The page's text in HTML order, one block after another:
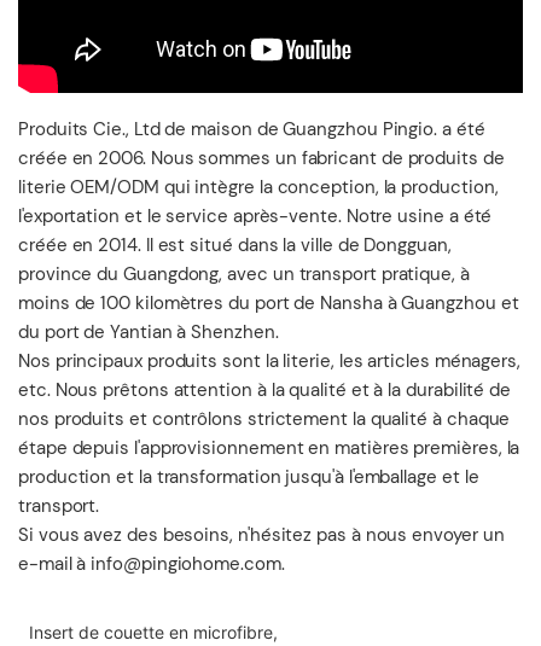
Produits Cie., Ltd de maison de Guangzhou Pingio. a été
créée en 2006. Nous sommes un fabricant de produits de
literie OEM/ODM qui intègre la conception, la production,
l'exportation et le service après-vente. Notre usine a été
créée en 2014. Il est situé dans la ville de Dongguan,
province du Guangdong, avec un transport pratique, à
moins de 100 kilomètres du port de Nansha à Guangzhou et
du port de Yantian à Shenzhen.
Nos principaux produits sont la literie, les articles ménagers,
etc. Nous prêtons attention à la qualité et à la durabilité de
nos produits et contrôlons strictement la qualité à chaque
étape depuis l'approvisionnement en matières premières, la
production et la transformation jusqu'à l'emballage et le
transport.
Si vous avez des besoins, n'hésitez pas à nous envoyer un
e-mail à info@pingiohome.com.
Insert de couette en microfibre,